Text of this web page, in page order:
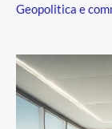
Geopolitica e